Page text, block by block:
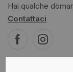
Hai qualche
Contattaci